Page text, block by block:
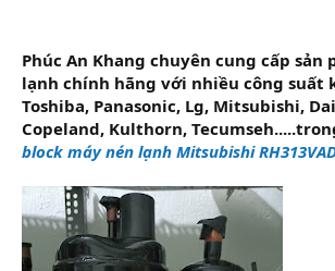
Phúc An Khang chuyên cung cấp sản
lạnh chính hãng với nhiều công suất
Toshiba, Panasonic, Lg, Mitsubishi,
Copeland, Kulthorn,
block máy nén lạnh Mitsubishi